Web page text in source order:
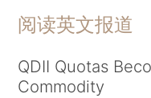
阅读英文报道
QDII Quotas
Commodity